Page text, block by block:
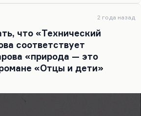
собаки» только
об охоте. На самом деле
Спроецируйте,
на писательский…
2 года назад
что «Технический
соответствует
«природа — это
«Отцы и дети»